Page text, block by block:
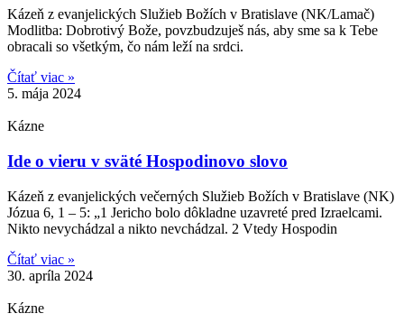
Kázeň z evanjelických Služieb Božích v Bratislave (NK/Lamač)
Modlitba: Dobrotivý Bože, povzbudzuješ nás, aby sme sa k Tebe
obracali so všetkým, čo nám leží na srdci.
Čítať viac »
5. mája 2024
Kázne
Ide o vieru v sväté Hospodinovo slovo
Kázeň z evanjelických večerných Služieb Božích v Bratislave (NK)
Józua 6, 1 – 5: „1 Jericho bolo dôkladne uzavreté pred Izraelcami.
Nikto nevychádzal a nikto nevchádzal. 2 Vtedy Hospodin
Čítať viac »
30. apríla 2024
Kázne